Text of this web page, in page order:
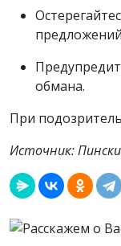
обмана.
При
Источник: